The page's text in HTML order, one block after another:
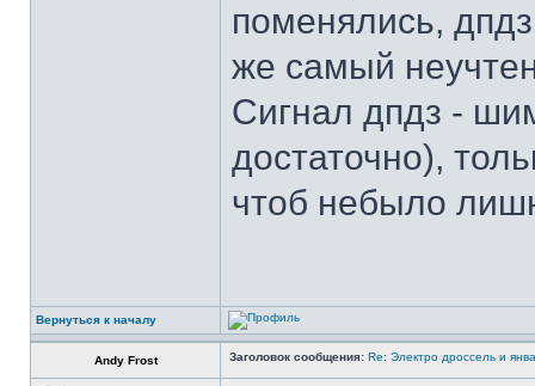
поменялись,
же самый
Сигнал дпдз -
достаточно),
чтоб небыло
Вернуться к началу
Andy Frost Заголовок сообщения: Re: Электро дроссель и